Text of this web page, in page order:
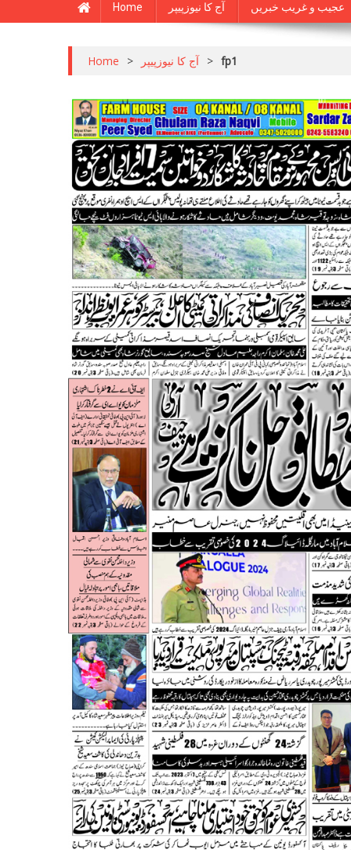
Home آج کا نیوزپیپر عجیب و غریب خبریں
Home > آج کا نیوزپیپر > fp1